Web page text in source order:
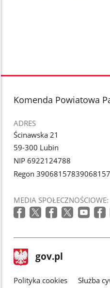
stopka
Komenda Powiatowa
ADRES
Ścinawska 21
59-300 Lubin
NIP 6922124788
Regon
MEDIA SPOŁECZNOŚCIOWE:
stopka
gov.pl Strona
gov.pl
gov.pl
Polityka cookies Służba